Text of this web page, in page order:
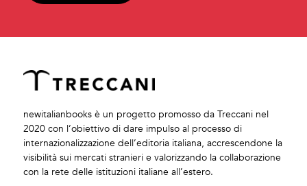
newitalianbooks è un progetto promosso da Treccani nel
2020 con l’obiettivo di dare impulso al processo di
internazionalizzazione dell’editoria italiana, accrescendone la
visibilità sui mercati stranieri e valorizzando la collaborazione
con la rete delle istituzioni italiane all’estero.